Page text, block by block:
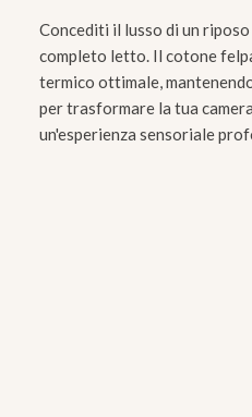
Concediti il lusso di un
completo letto. Il cotone
termico ottimale,
per trasformare la tua
un'esperienza sensoriale